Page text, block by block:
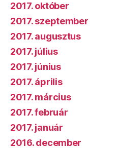
2017. október
2017. szeptember
2017. augusztus
2017. július
2017. június
2017. április
2017. március
2017. február
2017. január
2016. december